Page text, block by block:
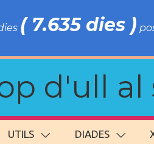
( 7.635 dies )
d'ull al
UTILS DIADES